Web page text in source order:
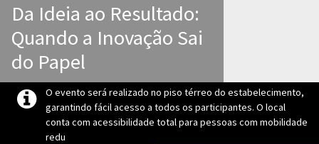
Da Ideia ao Resultado:
Quando a Inovação Sai
do Papel
O evento será realizado no piso térreo do estabelecimento,
garantindo fácil acesso a todos os participantes. O local
conta com acessibilidade total para pessoas com mobilidade
redu